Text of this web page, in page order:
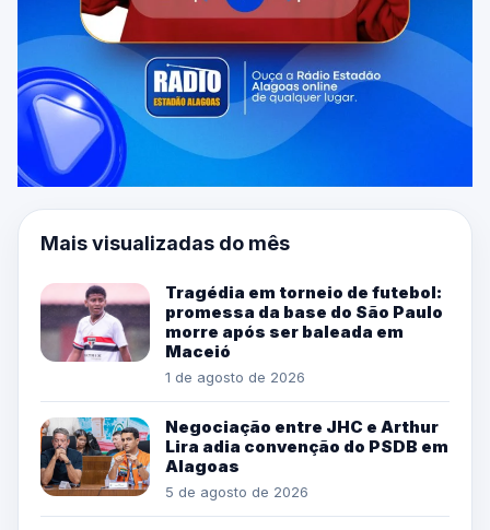
Mais visualizadas do mês
Tragédia em torneio de futebol:
promessa da base do São Paulo
morre após ser baleada em
Maceió
1 de agosto de 2026
Negociação entre JHC e Arthur
Lira adia convenção do PSDB em
Alagoas
5 de agosto de 2026